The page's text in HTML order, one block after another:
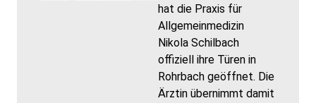
hat die Praxis für
Allgemeinmedizin
Nikola Schilbach
offiziell ihre Türen in
Rohrbach geöffnet. Die
Ärztin übernimmt damit